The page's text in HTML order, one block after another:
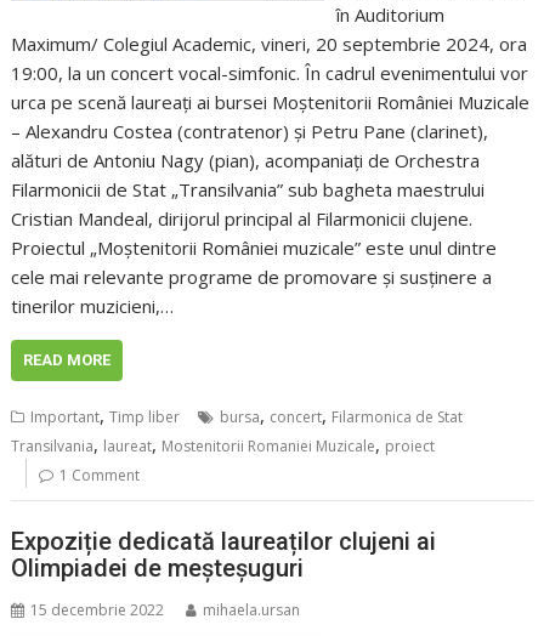
în Auditorium
Maximum/ Colegiul Academic, vineri, 20 septembrie 2024, ora
19:00, la un concert vocal-simfonic. În cadrul evenimentului vor
urca pe scenă laureați ai bursei Moștenitorii României Muzicale
– Alexandru Costea (contratenor) și Petru Pane (clarinet),
alături de Antoniu Nagy (pian), acompaniați de Orchestra
Filarmonicii de Stat „Transilvania” sub bagheta maestrului
Cristian Mandeal, dirijorul principal al Filarmonicii clujene.
Proiectul „Moștenitorii României muzicale” este unul dintre
cele mai relevante programe de promovare și susținere a
tinerilor muzicieni,…
READ MORE
Important,Timp liber bursa, concert, Filarmonica de Stat
Transilvania, laureat, Mostenitorii Romaniei Muzicale, proiect
1 Comment
Expoziție dedicată laureaților clujeni ai
Olimpiadei de meșteșuguri
15 decembrie 2022 mihaela.ursan